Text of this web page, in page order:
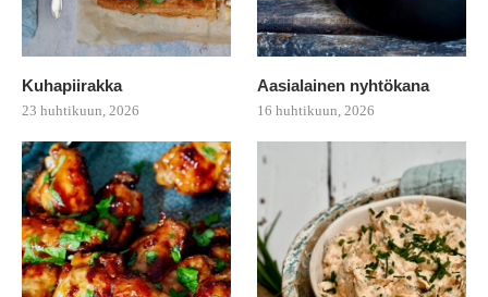
Kuhapiirakka
23 huhtikuun, 2026
Aasialainen nyhtökana
16 huhtikuun, 2026